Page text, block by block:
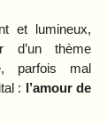
et lumineux,
d’un thème
parfois mal
: l’amour de